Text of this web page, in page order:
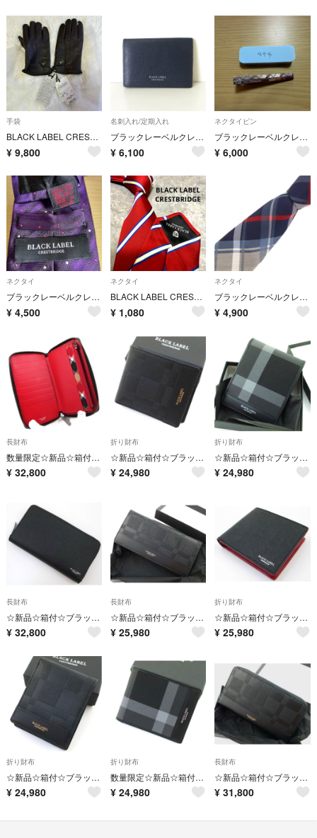
手袋
BLACK LABEL CRESTBRIDGE 羊革手袋 M 新品未使用タグ付
¥ 9,800
名刺入れ/定期入れ
ブラックレーベルクレストブリッジ カードケース 名刺入れ レザー 牛革 ロゴ 紺
¥ 6,100
ネクタイピン
ブラックレーベルクレストブリッジ ネクタイピン
¥ 6,000
ネクタイ
ブラックレーベルクレストブリッジ ネクタイ
¥ 4,500
ネクタイ
BLACK LABEL CRESTBRIDGE ネクタイ レッド ストライプ柄
¥ 1,080
ネクタイ
ブラックレーベルクレストブリッジ 美品 ネクタイ レギュラータイ チェック柄
¥ 4,900
長財布
数量限定☆新品☆箱付☆ブラックレーベル・クレストブリッジ ラウンドジップ 長財布
¥ 32,800
折り財布
☆新品☆箱付☆ブラックレーベル・クレストブリッジ エンボスチェック 二つ折り財布
¥ 24,980
折り財布
☆新品☆箱付☆ブラックレーベル・クレストブリッジ チェック 折り財布 黒☆
¥ 24,980
長財布
☆新品☆箱付☆ブラックレーベル・クレストブリッジ ラウンドジップウォレット 黒☆
¥ 32,800
長財布
☆新品☆箱付☆ブラックレーベル・クレストブリッジ エンボスチェック 長財布☆
¥ 25,980
折り財布
☆新品☆箱付☆ブラックレーベル・クレストブリッジ チェック 二つ折り財布☆
¥ 25,980
折り財布
☆新品☆箱付☆ブラックレーベル・クレストブリッジ エンボスチェック 折り財布 黒
¥ 24,980
折り財布
数量限定☆新品☆箱付☆ブラックレーベル・クレストブリッジ 人気チェック 折り財布
¥ 24,980
長財布
☆新品☆箱付☆ブラックレーベル・クレストブリッジ エンボスチェックウォレット 黒
¥ 31,800